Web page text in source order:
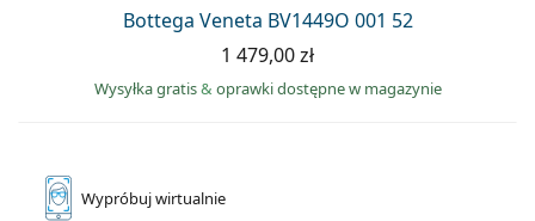
Bottega Veneta BV1449O 001 52
1 479,00 zł
Wysyłka gratis& oprawki dostępne w magazynie
Wypróbujwirtualnie